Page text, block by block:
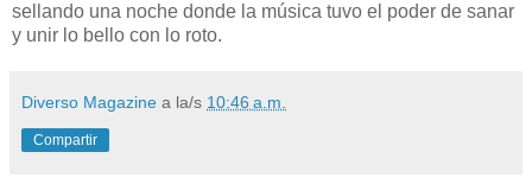
sellando una noche donde la música tuvo el poder de sanar
y unir lo bello con lo roto.
Diverso Magazine a la/s 10:46 a.m.
Compartir